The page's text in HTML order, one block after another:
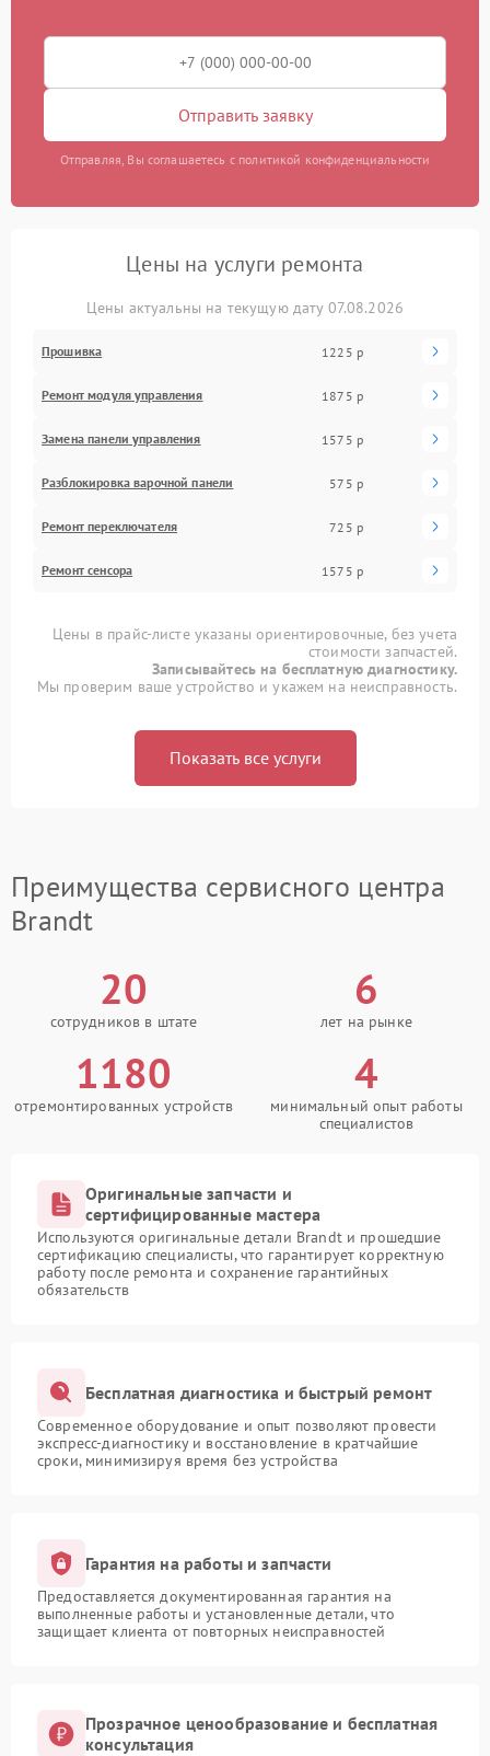
Отправить заявку
Отправляя, Вы соглашаетесь с политикой конфиденциальности
Цены на услуги ремонта
Цены актуальны на текущую дату 07.08.2026
Прошивка 1225 р
Ремонт модуля управления 1875 р
Замена панели управления 1575 р
Разблокировка варочной панели 575 р
Ремонт переключателя 725 р
Ремонт сенсора 1575 р
Цены в прайс-листе указаны ориентировочные, без учета
стоимости запчастей.
Записывайтесь на бесплатную диагностику.
Мы проверим ваше устройство и укажем на неисправность.
Показать все услуги
Преимущества сервисного центра
Brandt
20
сотрудников в штате
6
лет на рынке
1180
отремонтированных устройств
4
минимальный опыт работы
специалистов
Оригинальные запчасти и
сертифицированные мастера
Используются оригинальные детали Brandt и прошедшие
сертификацию специалисты, что гарантирует корректную
работу после ремонта и сохранение гарантийных
обязательств
Бесплатная диагностика и быстрый ремонт
Современное оборудование и опыт позволяют провести
экспресс-диагностику и восстановление в кратчайшие
сроки, минимизируя время без устройства
Гарантия на работы и запчасти
Предоставляется документированная гарантия на
выполненные работы и установленные детали, что
защищает клиента от повторных неисправностей
Прозрачное ценообразование и бесплатная
консультация